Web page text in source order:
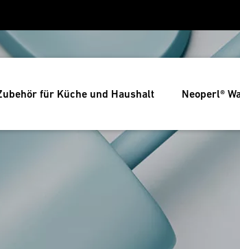
für Küche und Haushalt Neoperl®